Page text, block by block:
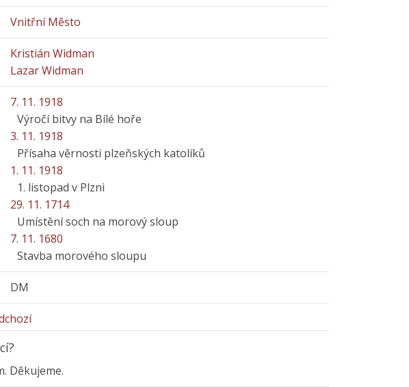
Vnitřní Město
Kristián Widman
Lazar Widman
7. 11. 1918
Výročí bitvy na Bílé hoře
3. 11. 1918
Přísaha věrnosti plzeňských katolíků
1. 11. 1918
1. listopad v Plzni
29. 11. 1714
Umístění soch na morový sloup
7. 11. 1680
Stavba morového sloupu
DM
Děkujeme.